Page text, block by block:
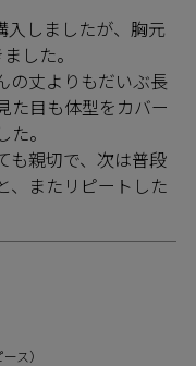
入しましたが、胸元
した。
の丈よりもだいぶ長
た目も体型をカバー
。
も親切で、次は普段
、またリピートした
ス）